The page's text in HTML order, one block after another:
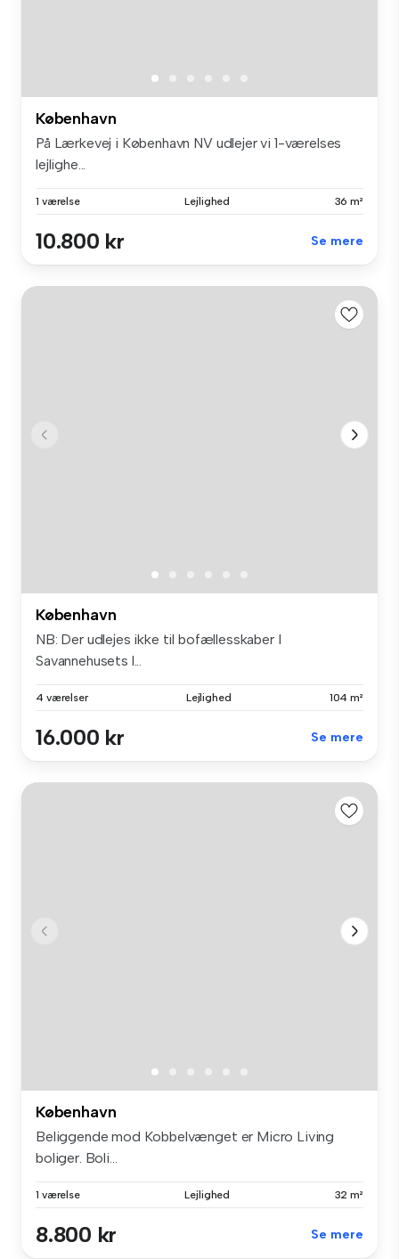
København
På Lærkevej i København NV udlejer vi 1-værelses
lejlighe...
1 værelse Lejlighed 36 m²
10.800 kr Se mere
København
NB: Der udlejes ikke til bofællesskaber I
Savannehusets l...
4 værelser Lejlighed 104 m²
16.000 kr Se mere
København
Beliggende mod Kobbelvænget er Micro Living
boliger. Boli...
1 værelse Lejlighed 32 m²
8.800 kr Se mere